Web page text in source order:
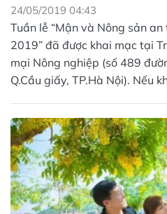
24/05/2019 04:43
Tuần lễ “Mận và Nông sản
2019” đã được khai mạc tại
mại Nông nghiệp (số 489
Q.Cầu giấy, TP.Hà Nội). Nếu